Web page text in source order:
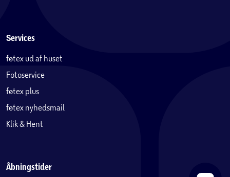
Services
føtex ud af huset
Fotoservice
føtex plus
føtex nyhedsmail
Klik & Hent
Åbningstider